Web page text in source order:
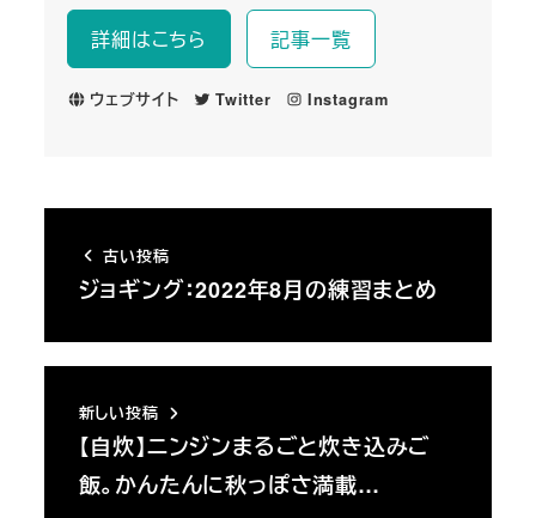
詳細はこちら 記事一覧
ウェブサイト Twitter Instagram
古い投稿
ジョギング：2022年8月の練習まとめ
新しい投稿
【自炊】ニンジンまるごと炊き込みご
飯。かんたんに秋っぽさ満載…